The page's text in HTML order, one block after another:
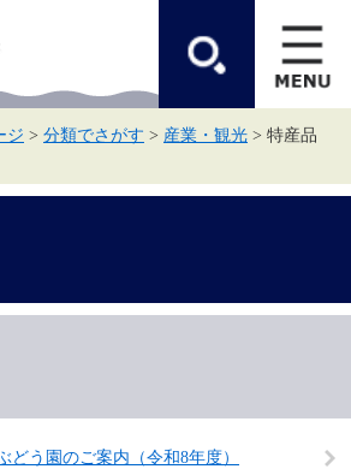
ジ > 分類でさがす > 産業・観光 > 特産品
どう園のご案内（令和8年度）